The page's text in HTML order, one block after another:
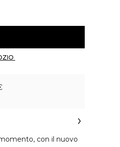
con il nuovo